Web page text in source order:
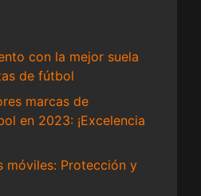
con la mejor suela
de fútbol
marcas de
en 2023: ¡Excelencia
móviles: Protección y